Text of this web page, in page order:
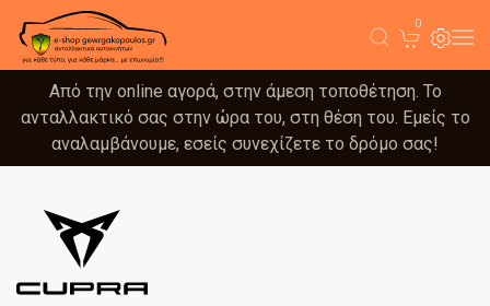
0
Από την online αγορά, στην άμεση τοποθέτηση. Το
ανταλλακτικό σας στην ώρα του, στη θέση του. Εμείς το
αναλαμβάνουμε, εσείς συνεχίζετε το δρόμο σας!